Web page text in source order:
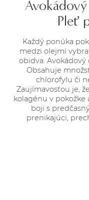
Pleť
Každý ponúka
medzi olejmi
obidva. Avokádový
Obsahuje
chlorofylu či
Zaujímavosťou je,
kolagénu v
boji s
prenikajúci,